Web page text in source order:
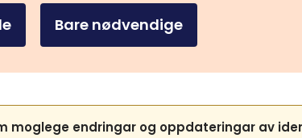
Bare nødvendige
moglege endringar og oppdateringar av